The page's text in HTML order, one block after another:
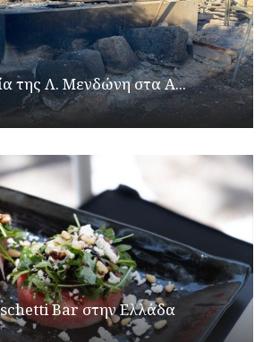
της Λ. Μενδώνη στα Α...
Bar στην Ελλάδα